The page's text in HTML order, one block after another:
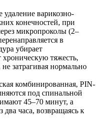
варикозно-
конечностей, при
микропроколы (2–
в
убирает
тяжесть,
затрагивая нормально
комбинированная, PIN-
под спинальной
45–70 минут, а
два часа, возвращаясь к